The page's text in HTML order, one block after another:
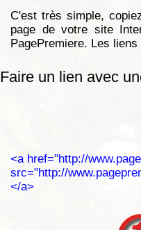
C'est très simple,
page de votre site
PagePremiere. Les
Faire un lien avec
<a href="http://
src="http://
</a>